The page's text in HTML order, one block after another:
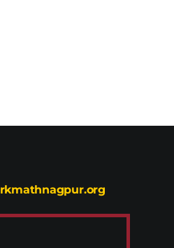
rkmathnagpur.org